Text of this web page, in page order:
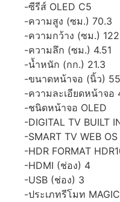
-ซีรีส์ OLED C5
-ความสูง (ซม.) 70.3
-ความกว้าง (ซม.)
-ความลึก (ซม.) 4.51
-น้ำหนัก (กก.) 21.3
-ขนาดหน้าจอ (นิ้ว) 55
-ความละเอียดหน้าจอ
-ชนิดหน้าจอ OLED
-DIGITAL TV BUILT
-SMART TV WEB OS
-HDR FORMAT
-HDMI (ช่อง) 4
-USB (ช่อง) 3
-ประเภทรีโมท